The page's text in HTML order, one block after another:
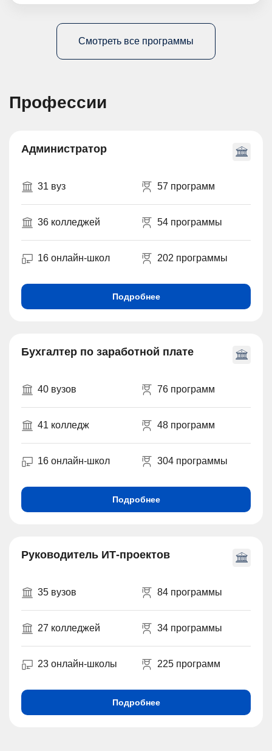
Смотреть все программы
Профессии
Администратор
31 вуз 57 программ
36 колледжей 54 программы
16 онлайн-школ 202 программы
Подробнее
Бухгалтер по заработной плате
40 вузов 76 программ
41 колледж 48 программ
16 онлайн-школ 304 программы
Подробнее
Руководитель ИТ-проектов
35 вузов 84 программы
27 колледжей 34 программы
23 онлайн-школы 225 программ
Подробнее